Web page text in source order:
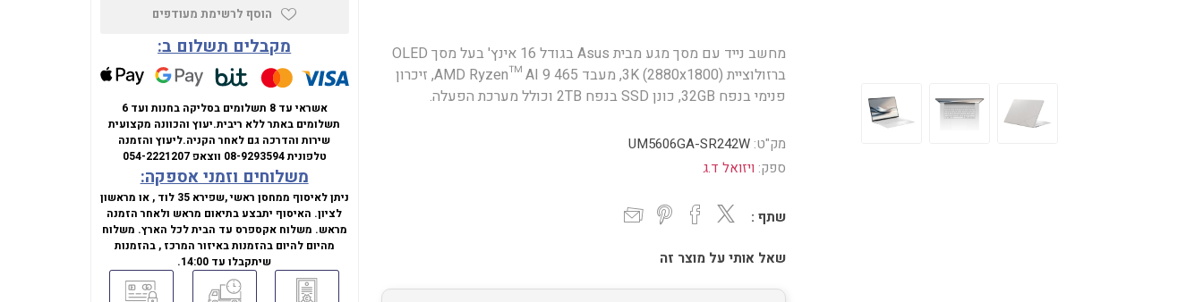
מחשב נייד עם מסך מגע מבית Asus בגודל 16 אינץ' בעל מסך OLED
ברזולוציית 3K (2880x1800), מעבד AMD Ryzen™ AI 9 465, זיכרון
פנימי בנפח 32GB, כונן SSD בנפח 2TB וכולל מערכת הפעלה.
מק"ט: UM5606GA-SR242W
ספק: ויזואל ד.ג
שתף :
שאל אותי על מוצר זה
הוסף לרשימת מעודפים
מקבלים תשלום ב:
אשראי עד 8 תשלומים בסליקה בחנות ועד 6
תשלומים באתר ללא ריבית.יעוץ והכוונה מקצועית
שירות והדרכה גם לאחר הקניה.ליעוץ והזמנה
טלפונית08-9293594 ווצאפ054-2221207
משלוחים וזמני אספקה:
ניתן לאיסוף ממחסן ראשי ,שפירא 35 לוד , או מראשון
לציון. האיסוף יתבצע בתיאום מראש ולאחר הזמנה
מראש. משלוח אקספרס עד הבית לכל הארץ. משלוח
מהיום להיום בהזמנות באיזור המרכז , בהזמנות
שיתקבלו עד 14:00.